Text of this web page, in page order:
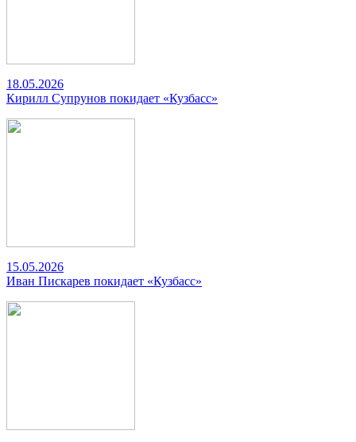
18.05.2026
Кирилл Супрунов покидает «Кузбасс»
15.05.2026
Иван Пискарев покидает «Кузбасс»